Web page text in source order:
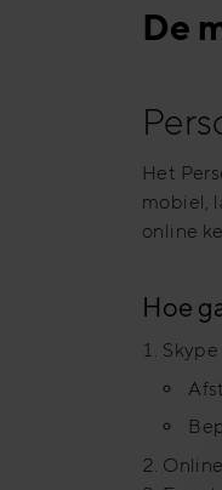
De
Het
mobiel,
online
Hoe